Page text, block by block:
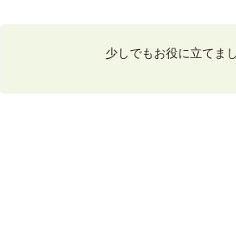
少しでもお役に立てま